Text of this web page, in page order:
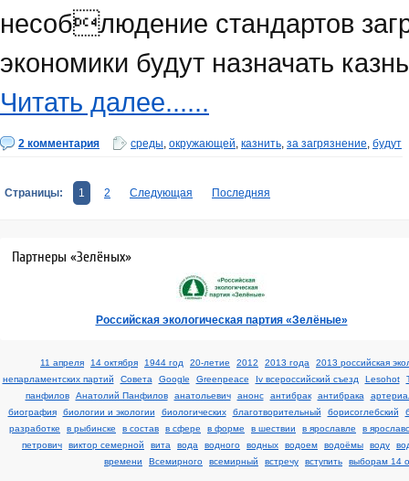
несоблюдение стандартов
экономики будут назначать
Читать далее......
2 комментария среды, окружающей, казнить, за загрязнение, будут
Страницы: 1 2 Следующая Последняя
Партнеры «Зелёных»
Российская экологическая партия «Зелёные»
11 апреля 14 октября 1944 год 20-летие 2012 2013 года
2013 российская
непарламентских партий
Cовета Google Greenpeace Iv всероссийский съезд Lesohot
панфилов
Анатолий Панфилов анатольевич анонс антибрак антибрака
биография
биологии и экологии биологических благотворительный борисоглебский
разработке
в рыбинске в состав в сфере в форме в шествии в ярославле
в
петрович
виктор семерной вита вода водного водных водоем водоёмы воду
времени
Всемирного всемирный встречу вступить выборам 14